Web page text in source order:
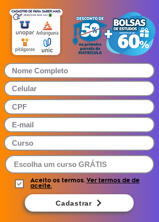
Aceito os termos. Ver termos de de
aceite.
Cadastrar